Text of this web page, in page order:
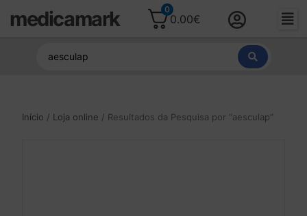
medicamark 0
0.00€
Início / Loja online / Resultados da Pesquisa por “aesculap”